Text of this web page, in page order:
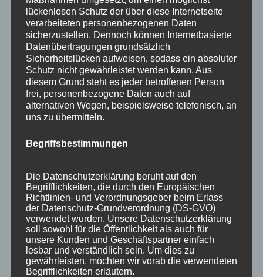
Wir sind Mitglied bei
lückenlosen Schutz der über diese Internetseite
verarbeiteten personenbezogenen Daten
sicherzustellen. Dennoch können Internetbasierte
Datenübertragungen grundsätzlich
Sicherheitslücken aufweisen, sodass ein absoluter
Schutz nicht gewährleistet werden kann. Aus
diesem Grund steht es jeder betroffenen Person
frei, personenbezogene Daten auch auf
alternativen Wegen, beispielsweise telefonisch, an
uns zu übermitteln.
Begriffsbestimmungen
Die Datenschutzerklärung beruht auf den
Begrifflichkeiten, die durch den Europäischen
Richtlinien- und Verordnungsgeber beim Erlass
der Datenschutz-Grundverordnung (DS-GVO)
verwendet wurden. Unsere Datenschutzerklärung
soll sowohl für die Öffentlichkeit als auch für
unsere Kunden und Geschäftspartner einfach
lesbar und verständlich sein. Um dies zu
gewährleisten, möchten wir vorab die verwendeten
Begrifflichkeiten erläutern.